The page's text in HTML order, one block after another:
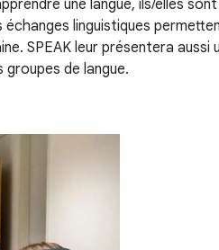
une langue, ils/elles
linguistiques
SPEAK leur présentera
de langue.